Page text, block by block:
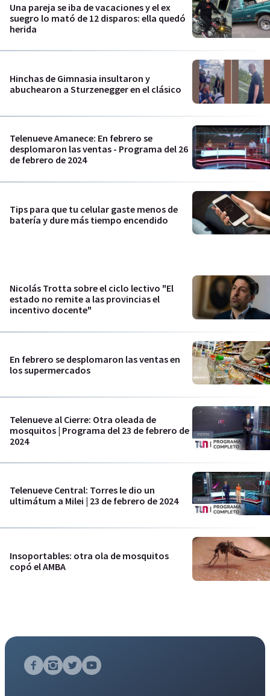
Una pareja se iba de vacaciones y el ex
suegro lo mató de 12 disparos: ella quedó
herida
Hinchas de Gimnasia insultaron y
abuchearon a Sturzenegger en el clásico
Telenueve Amanece: En febrero se
desplomaron las ventas - Programa del 26
de febrero de 2024
Tips para que tu celular gaste menos de
batería y dure más tiempo encendido
Nicolás Trotta sobre el ciclo lectivo "El
estado no remite a las provincias el
incentivo docente"
En febrero se desplomaron las ventas en
los supermercados
Telenueve al Cierre: Otra oleada de
mosquitos | Programa del 23 de febrero de
2024
Telenueve Central: Torres le dio un
ultimátum a Milei | 23 de febrero de 2024
Insoportables: otra ola de mosquitos
copó el AMBA